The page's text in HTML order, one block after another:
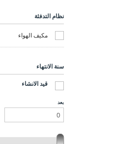
إطلالة البحر
إطلالة البحيرة
إطلالة الطبيعة الخلابة
محلات / مول تجاري
نظام التدفئة
مكيف الهواء
سنة الانتهاء
قيد الانشاء
بعد